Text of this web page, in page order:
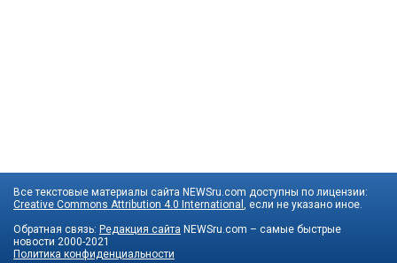
Все текстовые материалы сайта NEWSru.com доступны по лицензии:
Creative Commons Attribution 4.0 International , если не указано иное.
Обратная связь: Редакция сайта NEWSru.com – самые быстрые
новости 2000-2021
Политика конфиденциальности